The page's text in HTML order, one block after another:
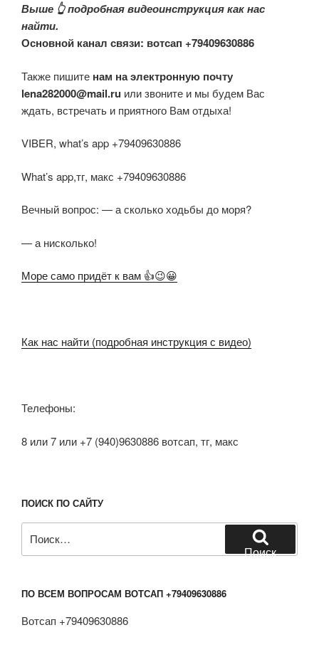
Выше 👆 подробная видеоинструкция как нас
найти.
Основной канал связи: вотсап +79409630886
Также пишите нам на электронную почту
lena282000@mail.ru или звоните и мы будем Вас
ждать, встречать и приятного Вам отдыха!
VIBER, what’s app +79409630886
What’s app,тг, макс +79409630886
Вечный вопрос: — а сколько ходьбы до моря?
— а нисколько!
Море само придёт к вам 👍😉😀
Как нас найти (подробная инструкция с видео)
Телефоны:
8 или 7 или +7 (940)9630886 вотсап, тг, макс
ПОИСК ПО САЙТУ
Поиск
ПО ВСЕМ ВОПРОСАМ ВОТСАП +79409630886
Вотсап +79409630886